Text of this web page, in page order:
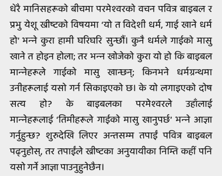
धेरै मानिसहरूको बीचमा परमेश्‍वरको वचन पवित्र बाइबल र
प्रभु येशू ख्रीष्टको विषयमा ‘यो त विदेशी धर्म, गाई खाने धर्म
हो’ भन्‍ने कुरा हामी घरिघरि सुन्छौं। कुनै धर्मले गाईको मासु
खाने त होइन होला; तर भन्‍न खोजेको कुरा यो हो कि बाइबल
मान्‍नेहरूले गाईको मासु खान्छन्; किनभने धर्मग्रन्थमा
उनीहरूलाई यसो गर्न सिकाइएको छ। के यो लगाइएको दोष
सत्य हो? के बाइबलका परमेश्‍वरले उहाँलाई
मान्‍नेहरूलाई ‘तिमीहरूले गाईको मासु खानुपर्छ’ भन्‍ने आज्ञा
गर्नुहुन्छ? शुरुदेखि लिएर अन्तसम्म तपाईं पवित्र बाइबल
पढ्नुहोस्, तर तपाईंले ख्रीष्टका अनुयायीका निम्ति कहीं पनि
यसो गर्ने आज्ञा पाउनुहुनेछैन।